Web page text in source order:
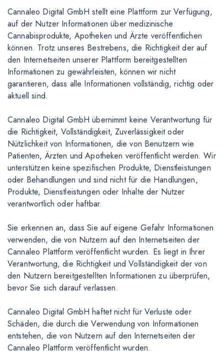
Cannaleo Digital GmbH stellt eine Plattform zur Verfügung,
auf der Nutzer Informationen über medizinische
Cannabisprodukte, Apotheken und Ärzte veröffentlichen
können. Trotz unseres Bestrebens, die Richtigkeit der auf
den Internetseiten unserer Plattform bereitgestellten
Informationen zu gewährleisten, können wir nicht
garantieren, dass alle Informationen vollständig, richtig oder
aktuell sind.
Cannaleo Digital GmbH übernimmt keine Verantwortung für
die Richtigkeit, Vollständigkeit, Zuverlässigkeit oder
Nützlichkeit von Informationen, die von Benutzern wie
Patienten, Ärzten und Apotheken veröffentlicht werden. Wir
unterstützen keine spezifischen Produkte, Dienstleistungen
oder Behandlungen und sind nicht für die Handlungen,
Produkte, Dienstleistungen oder Inhalte der Nutzer
verantwortlich oder haftbar.
Sie erkennen an, dass Sie auf eigene Gefahr Informationen
verwenden, die von Nutzern auf den Internetseiten der
Cannaleo Plattform veröffentlicht wurden. Es liegt in Ihrer
Verantwortung, die Richtigkeit und Vollständigkeit der von
den Nutzern bereitgestellten Informationen zu überprüfen,
bevor Sie sich darauf verlassen.
Cannaleo Digital GmbH haftet nicht für Verluste oder
Schäden, die durch die Verwendung von Informationen
entstehen, die von Nutzern auf den Internetseiten der
Cannaleo Plattform veröffentlicht wurden.